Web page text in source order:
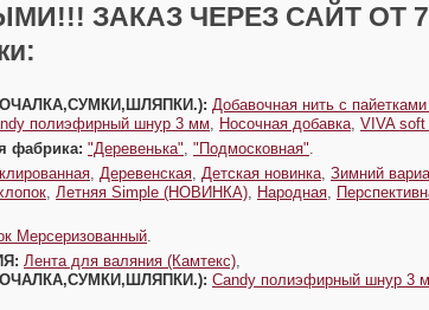
ЗАКАЗ ЧЕРЕЗ САЙТ ОТ
Добавочная нить с
полиэфирный шнур 3 мм Носочная добавка VIVA
фабрика: "Деревенька" "Подмосковная"
Деревенская Детская новинка Зимний
Летняя Simple (НОВИНКА) Народная
Мерсеризованный
Лента для валяния (Камтекс)
Candy полиэфирный шнур 3